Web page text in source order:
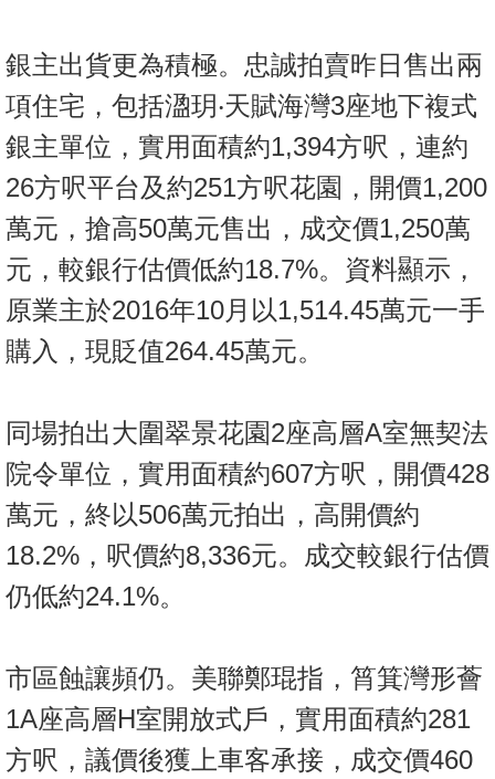
銀主出貨更為積極。忠誠拍賣昨日售出兩
項住宅，包括溋玥‧天賦海灣3座地下複式
銀主單位，實用面積約1,394方呎，連約
26方呎平台及約251方呎花園，開價1,200
萬元，搶高50萬元售出，成交價1,250萬
元，較銀行估價低約18.7%。資料顯示，
原業主於2016年10月以1,514.45萬元一手
購入，現貶值264.45萬元。
同場拍出大圍翠景花園2座高層A室無契法
院令單位，實用面積約607方呎，開價428
萬元，終以506萬元拍出，高開價約
18.2%，呎價約8,336元。成交較銀行估價
仍低約24.1%。
市區蝕讓頻仍。美聯鄭琨指，筲箕灣形薈
1A座高層H室開放式戶，實用面積約281
方呎，議價後獲上車客承接，成交價460